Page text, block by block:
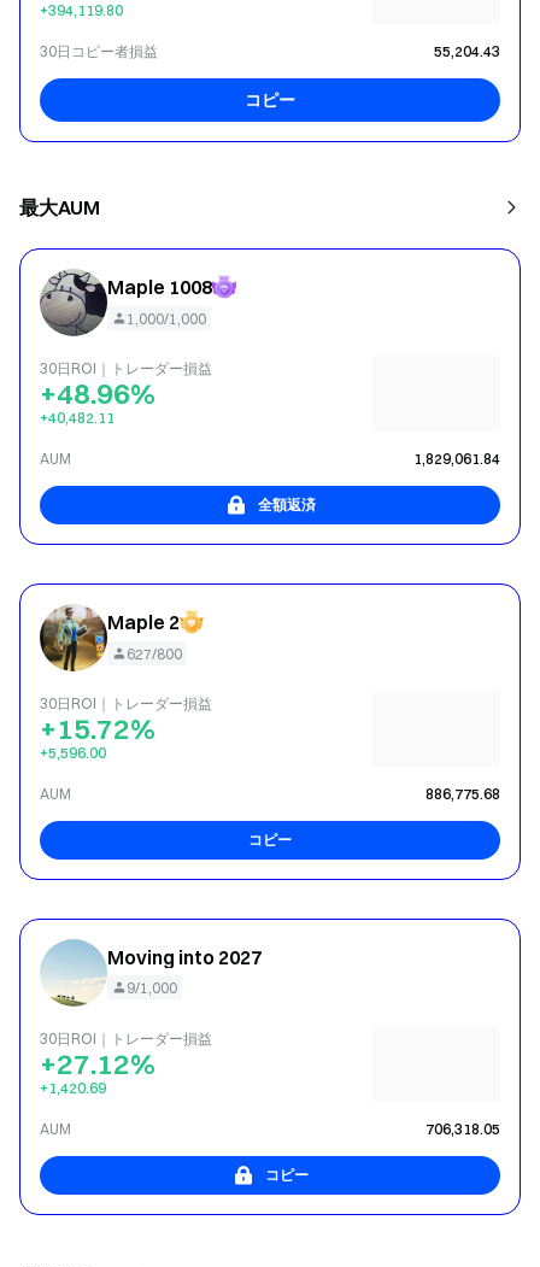
+394,119.80
30日コピー者損益 55,204.43
コピー
最大AUM
Maple 1008
1,000/1,000
30日ROI｜トレーダー損益
+48.96%
+40,482.11
AUM 1,829,061.84
全額返済
Maple 2
627/800
30日ROI｜トレーダー損益
+15.72%
+5,596.00
AUM 886,775.68
コピー
Moving into 2027
9/1,000
30日ROI｜トレーダー損益
+27.12%
+1,420.69
AUM 706,318.05
コピー